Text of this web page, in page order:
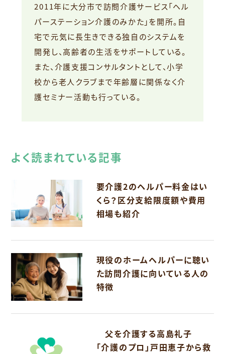
2011年に大分市で訪問介護サービス「ヘル
パーステーション介護のみかた」を開所。自
宅で元気に長生きできる独自のシステムを
開発し、高齢者の生活をサポートしている。
また、介護支援コンサルタントとして、小学
校から老人クラブまで年齢層に関係なく介
護セミナー活動も行っている。
よく読まれている記事
要介護2のヘルパー料金はい
くら？区分支給限度額や費用
相場も紹介
現役のホームヘルパーに聴い
た訪問介護に向いている人の
特徴
父を介護する高島礼子
「介護のプロ」戸田恵子から救